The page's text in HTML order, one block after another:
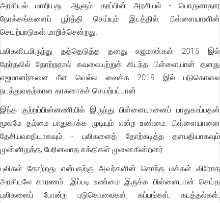
அரசியல் மாறியது. ஆளும் தரப்பின் அரசியல் - பொருளாதார
நோக்கங்களைப் பூர்த்தி செய்யும் இடத்தில், பிள்ளையானின்
செயற்பாடுகள் மாறிச்சென்றது.
புலிகளிடமிருந்து தத்தெடுத்த தனது எஜமான்கள் 2015 இல்
தேர்தலில் தோற்றதால் கவலையுற்றுக் கிடந்த பிள்ளையான் தனது
எஜமானர்களை மீள வெல்ல வைக்க 2019 இல் படுகொலை
நடத்துவதற்கான தரகனாகச் செயற்பட்டான்.
இந்த குற்றப்பின்னணியில் இருந்து பிள்ளையானைப் பாதுகாப்பதன்
மூலமே தம்மை பாதுகாக்க முடியும் என்ற உண்மை, பிள்ளையானை
தேசியவாதியாகவும் - புலிகளைத் தோற்கடித்த தளபதியாகவும்
முன்னிறுத்த, பேரினவாத சக்திகள் முனைகின்றனர்.
புலிகள் தோற்றது என்பதற்கு அவர்களின் சொந்த மக்கள் விரோத
அரசியலே காரணம். இப்படி உண்மை இருக்க பிள்ளையான் செய்த
புலிகளைப் போன்ற படுகொலைகள், கப்பங்கள், கடத்தல்கள்,